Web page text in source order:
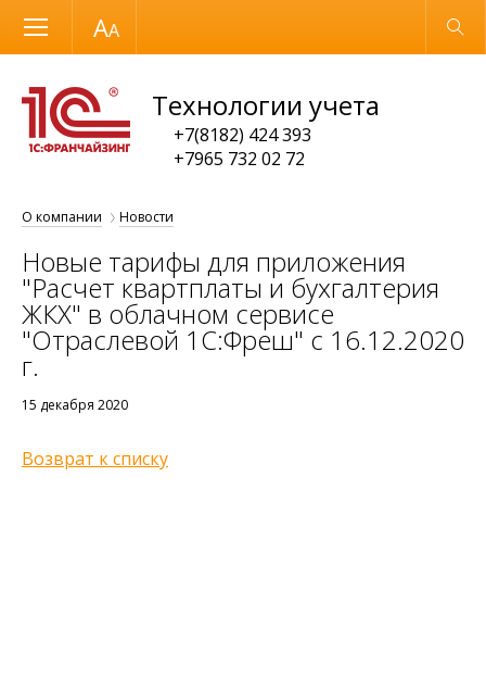
Размер шрифта Обычная версия
Технологии учета
+7(8182) 424 393
+7965 732 02 72
О компании Новости
Новые тарифы для приложения
"Расчет квартплаты и бухгалтерия
ЖКХ" в облачном сервисе
"Отраслевой 1С:Фреш" с 16.12.2020
г.
15 декабря 2020
Возврат к списку